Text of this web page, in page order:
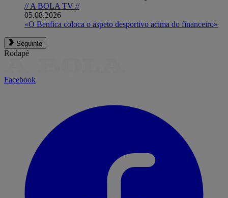
// A BOLA TV //
05.08.2026
«O Benfica coloca o aspeto desportivo acima do financeiro»
Seguinte
Rodapé
Facebook